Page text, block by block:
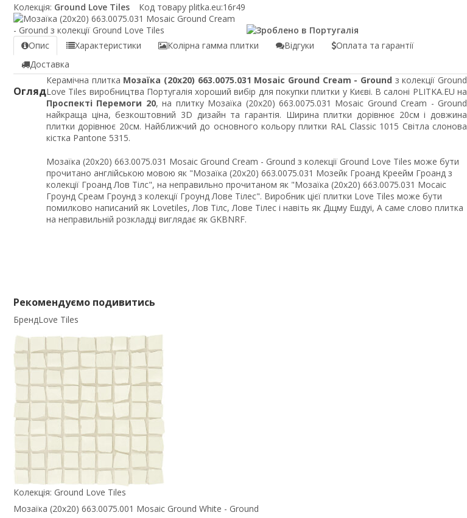
Колекція: Ground Love Tiles Код товару plitka.eu:16r49
Опис Характеристики Колірна гамма плитки Відгуки
Оплата та гарантії
Доставка
Огляд
Керамічна плитка Мозаїка (20x20) 663.0075.031 Mosaic Ground Cream - Ground з колекції Ground
Love Tiles виробництва Португалія хороший вибір для покупки плитки у Києві. В салоні PLITKA.EU на
Проспекті Перемоги 20, на плитку Мозаїка (20x20) 663.0075.031 Mosaic Ground Cream - Ground
найкраща ціна, безкоштовний 3D дизайн та гарантія. Ширина плитки дорівнює 20см і довжина
плитки дорівнює 20см. Найближчий до основного кольору плитки RAL Classic 1015 Світла слонова
кістка Pantone 5315.
Мозаїка (20x20) 663.0075.031 Mosaic Ground Cream - Ground з колекції Ground Love Tiles може бути
прочитано англійською мовою як "Мозаїка (20x20) 663.0075.031 Мозейк Гроанд Креейм Гроанд з
колекції Гроанд Лов Тілс", на неправильно прочитаном як "Мозаїка (20x20) 663.0075.031 Мосаіс
Гроунд Среам Гроунд з колекції Гроунд Лове Тілес". Виробник цієї плитки Love Tiles може бути
помилково написаний як Lovetiles, Лов Тілс, Лове Тілес і навіть як Дщму Ешдуі, А саме слово плитка
на неправильній розкладці виглядає як GKBNRF.
Рекомендуємо подивитись
БрендLove Tiles
Колекція: Ground Love Tiles
Мозаїка (20x20) 663.0075.001 Mosaic Ground White - Ground